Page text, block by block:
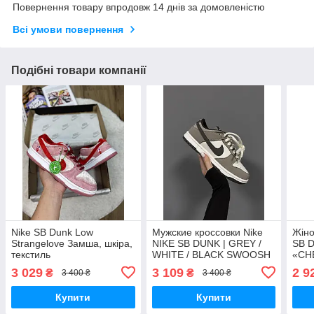
Повернення товару впродовж 14 днів за домовленістю
Всі умови повернення
Подібні товари компанії
Nike SB Dunk Low
Strangelove Замша, шкіра,
текстиль
3 029 ₴ 3 400 ₴
Купити
Мужские кроссовки Nike
NIKE SB DUNK | GREY /
WHITE / BLACK SWOOSH
кросівки Nike
3 109₴ 3 400 ₴
Купити
SB
2